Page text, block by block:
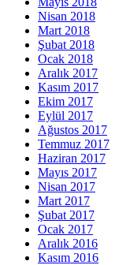
Nisan 2018
Mart 2018
Şubat 2018
Ocak 2018
Aralık 2017
Kasım 2017
Ekim 2017
Eylül 2017
Ağustos 2017
Temmuz 2017
Haziran 2017
Mayıs 2017
Nisan 2017
Mart 2017
Şubat 2017
Ocak 2017
Aralık 2016
Kasım 2016